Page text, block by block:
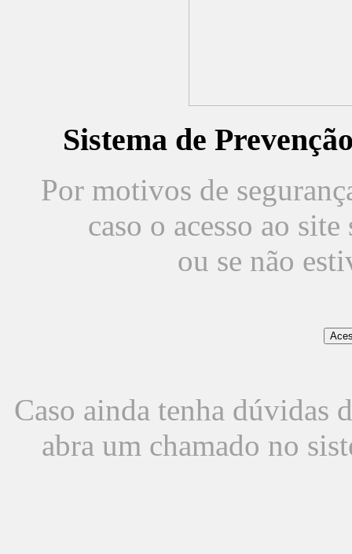
Sistema de
Por motivos de
caso o acesso ao
ou se não
Caso ainda tenha dúvidas
abra um chamado no